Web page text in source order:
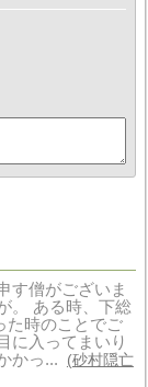
す僧がございま
。 ある時、下総
た時のことでご
に入ってまいり
かっ...
砂村隠亡